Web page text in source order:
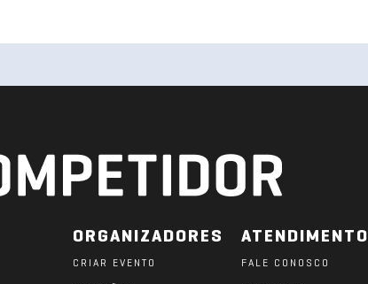
ORGANIZADORES
CRIAR EVENTO
ATENDIMENTO
FALE CONOSCO